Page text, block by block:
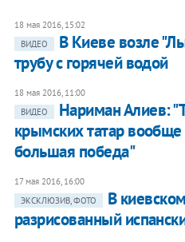
18 мая 2016, 15:02
ВИДЕО
В Киеве возле
трубу с горячей водой
18 мая 2016, 11:00
ВИДЕО
Нариман Алиев:
крымских татар
большая победа"
17 мая 2016, 16:00
ЭКСКЛЮЗИВ, ФОТО
В
разрисованный